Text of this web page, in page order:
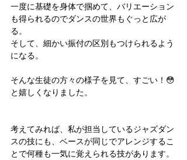
一度に基礎を身体で掴めて、バリエーション
も得られるのでダンスの世界もぐっと広が
る。
そして、細かい振付の区別もつけられるよう
になる。
そんな生徒の方々の様子を見て、すごい！😳
と嬉しくなりました。
考えてみれば、私が担当しているジャズダン
スの技にも、ベースが同じでアレンジするこ
とで何種も一気に覚えられる技があります。